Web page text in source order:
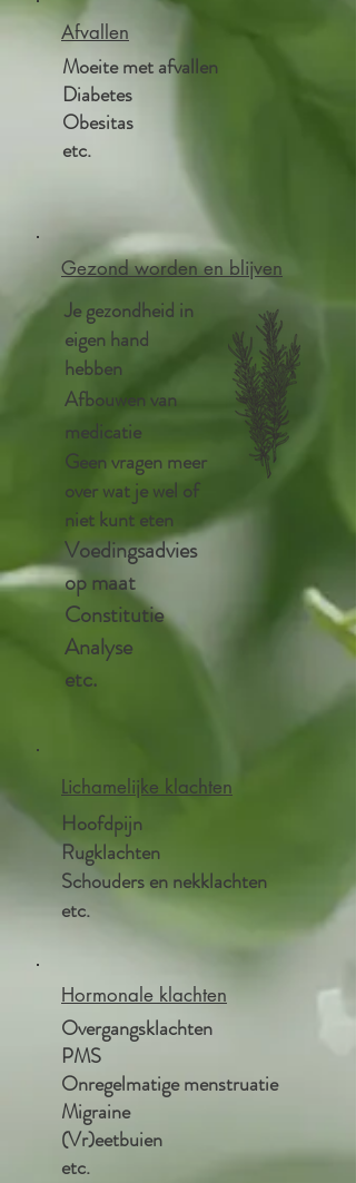
Afvallen
Moeite met afvallen
Diabetes
Obesitas
etc.
Gezond worden en blijven
Je gezondheid in
eigen hand
hebben​
Afbouwen van
medicatie
Geen vragen meer
over wat je wel of
niet kunt eten
Voedingsadvies
op maat
Constitutie
Analyse
etc.
Lichamelijke klachten
Hoofdpijn
Rugklachten
Schouders en nekklachten
etc.
Hormonale klachten
Overgangsklachten
PMS
Onregelmatige menstruatie
Migraine
(Vr)eetbuien
etc.